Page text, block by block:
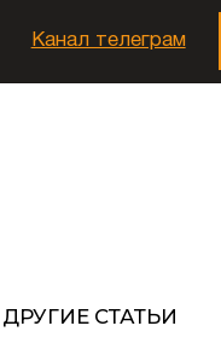
Канал телеграм
ДРУГИЕ СТАТЬИ